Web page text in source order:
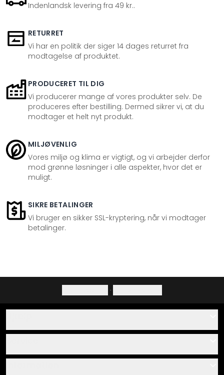
Indenlandsk levering fra 49 kr..
RETURRET
Vi har en politik der siger 14 dages returret fra
modtagelse af produktet.
PRODUCERET TIL DIG
Vi producerer mange af vores produkter selv. De
produceres efter bestilling. Dermed sikrer vi, at du
modtager et helt nyt produkt.
MILJØVENLIG
Vores miljø og klima er vigtigt, og vi arbejder derfor
mod grønne løsninger i alle aspekter, hvor det er
muligt.
SIKRE BETALINGER
Vi bruger en sikker SSL-kryptering, når vi modtager
betalinger.
·
Om os